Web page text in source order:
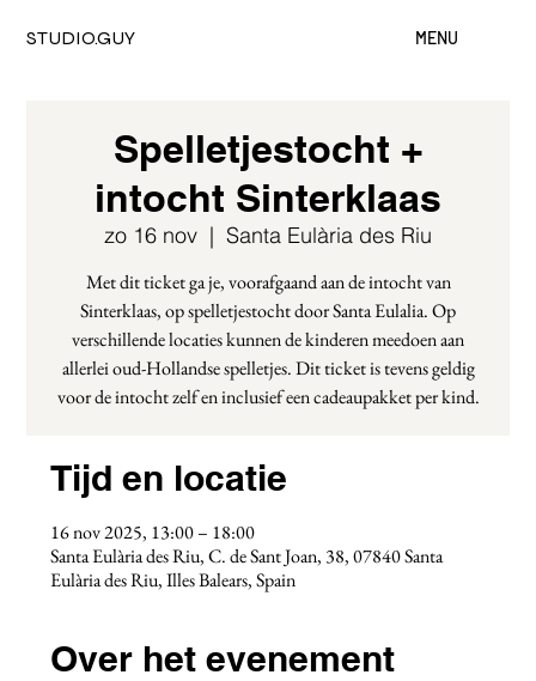
STUDIO.GUY MENU
Spelletjestocht +
intocht Sinterklaas
zo 16 nov
  |
Santa Eulària des Riu
Met dit ticket ga je, voorafgaand aan de intocht van
Sinterklaas, op spelletjestocht door Santa Eulalia. Op
verschillende locaties kunnen de kinderen meedoen aan
allerlei oud-Hollandse spelletjes. Dit ticket is tevens geldig
voor de intocht zelf en inclusief een cadeaupakket per kind.
Tijd en locatie
16 nov 2025, 13:00 – 18:00
Santa Eulària des Riu, C. de Sant Joan, 38, 07840 Santa
Eulària des Riu, Illes Balears, Spain
Over het evenement